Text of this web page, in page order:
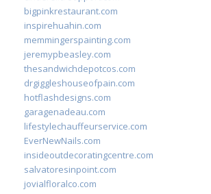
bigpinkrestaurant.com
inspirehuahin.com
memmingerspainting.com
jeremypbeasley.com
thesandwichdepotcos.com
drgiggleshouseofpain.com
hotflashdesigns.com
garagenadeau.com
lifestylechauffeurservice.com
EverNewNails.com
insideoutdecoratingcentre.com
salvatoresinpoint.com
jovialfloralco.com